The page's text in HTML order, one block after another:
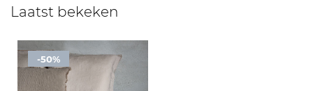
Laatst bekeken
-50%